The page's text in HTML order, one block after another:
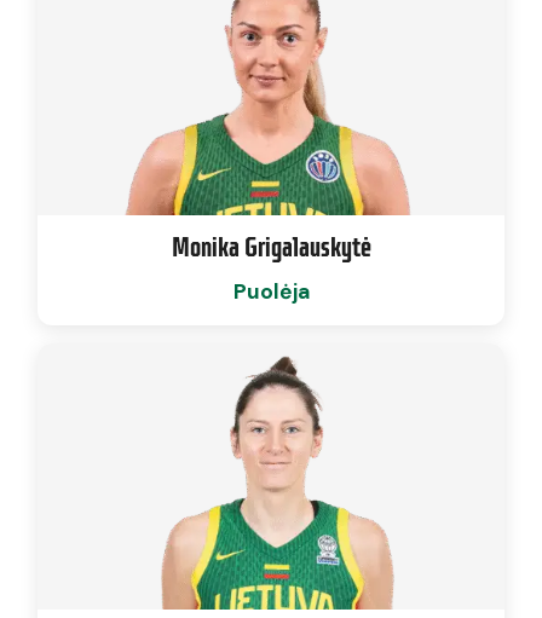
Monika Grigalauskytė
Puolėja